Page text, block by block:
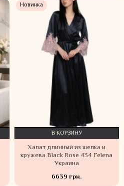
Новинка
Халат длинный из шелка и
кружева Black Rose 434 Felena
Украина
6639 грн.
В КОРЗИНУ